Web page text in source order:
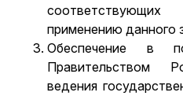
применению данного
Обеспечение в
Правительством
ведения